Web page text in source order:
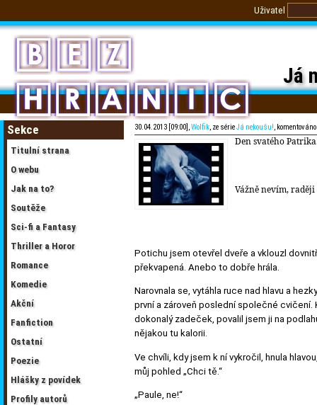
Uživatel
Já
Sekce
Titulní strana
O webu
Jak na to?
Soutěže
Sci-fi a Fantasy
Thriller a Horor
Romance
Komedie
Akční
Fanfiction
Ostatní
Poezie
Hlášky z povídek
Profily autorů
30.04.2013 [09:00],Wolfik, ze sérieJá nekoušu!,
Den svatého
Vážně nevím,
Potichu jsem otevřel dveře a vklouzl
překvapená. Anebo to dobře hrála.
Narovnala se, vytáhla ruce nad hlavu a
první a zároveň poslední společné
dokonalý zadeček, povalil jsem ji na
nějakou tu kalorii.
Ve chvíli, kdy jsem k ní vykročil, hnula
můj pohled „Chci tě.“
„Paule, ne!“